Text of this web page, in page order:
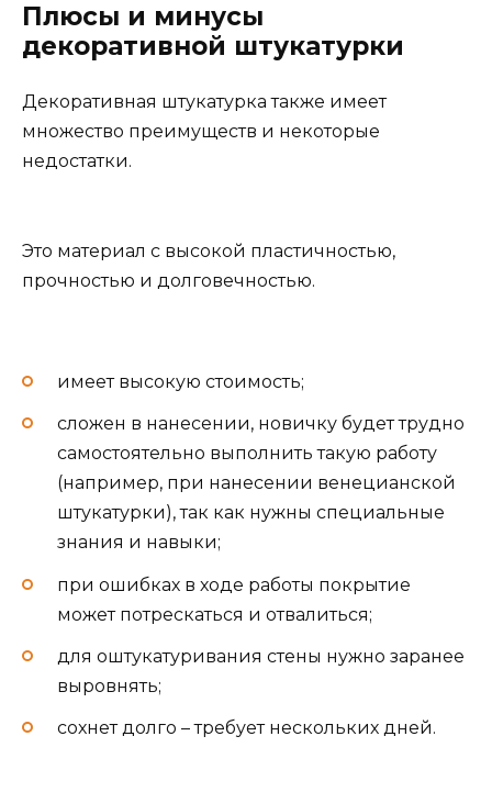
Плюсы и минусы
декоративной штукатурки
Декоративная штукатурка также имеет
множество преимуществ и некоторые
недостатки.
Это материал с высокой пластичностью,
прочностью и долговечностью.
имеет высокую стоимость;
сложен в нанесении, новичку будет трудно
самостоятельно выполнить такую работу
(например, при нанесении венецианской
штукатурки), так как нужны специальные
знания и навыки;
при ошибках в ходе работы покрытие
может потрескаться и отвалиться;
для оштукатуривания стены нужно заранее
выровнять;
сохнет долго – требует нескольких дней.